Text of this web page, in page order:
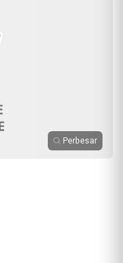
Perbesar